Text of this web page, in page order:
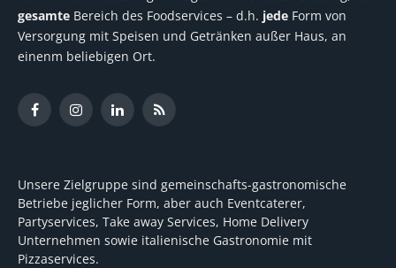
gesamte Bereich des Foodservices – d.h. jede Form von
Versorgung mit Speisen und Getränken außer Haus, an
einenm beliebigen Ort.
FacebookInstagramLinkedInRSS
Unsere Zielgruppe sind gemeinschafts-gastronomische
Betriebe jeglicher Form, aber auch Eventcaterer,
Partyservices, Take away Services, Home Delivery
Unternehmen sowie italienische Gastronomie mit
Pizzaservices.